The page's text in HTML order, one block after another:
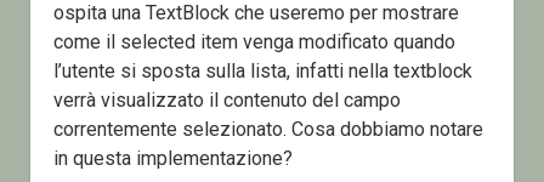
ospita una TextBlock che useremo per mostrare
come il selected item venga modificato quando
l’utente si sposta sulla lista, infatti nella textblock
verrà visualizzato il contenuto del campo
correntemente selezionato. Cosa dobbiamo notare
in questa implementazione?